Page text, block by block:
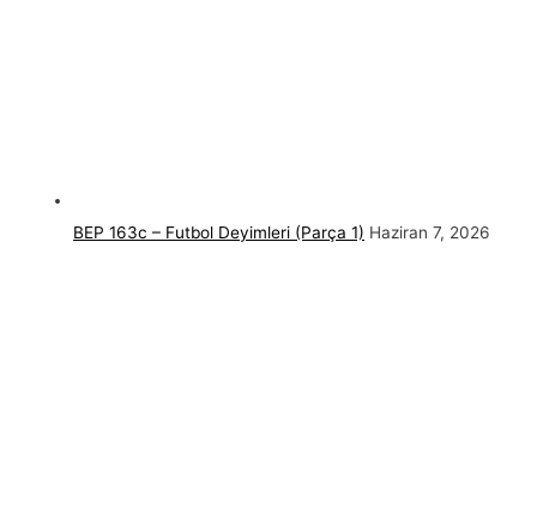
BEP 163c – Futbol Deyimleri (Parça 1) Haziran 7, 2026